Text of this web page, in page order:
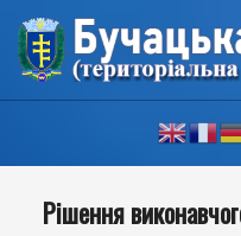
Skip
content
Navigation
Рішення